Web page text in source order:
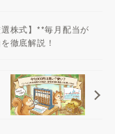
選株式】**毎月配当が
徹底解説！